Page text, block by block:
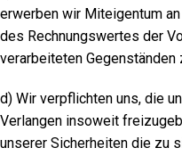
erwerben wir Miteigentum
des Rechnungswertes der
verarbeiteten
d) Wir verpflichten uns, die
Verlangen insoweit
unserer Sicherheiten die zu